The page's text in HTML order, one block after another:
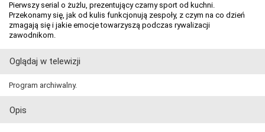
Pierwszy serial o żużlu, prezentujący czarny sport od kuchni.
Przekonamy się, jak od kulis funkcjonują zespoły, z czym na co dzień
zmagają się i jakie emocje towarzyszą podczas rywalizacji
zawodnikom.
Oglądaj w telewizji
Program archiwalny.
Opis